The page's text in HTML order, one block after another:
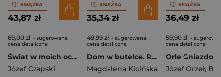
KSIĄŻKA
43,87 zł
69,00 zł - sugerowana
cena detaliczna
Świat w moich oczach
Józef Czapski
KSIĄŻKA
35,34 zł
49,99 zł - sugerowana
cena detaliczna
Dom w butelce. Rozmowy z Dorosłymi Dziećmi Alkoholików
Magdalena Kicińska
KSIĄŻKA
36,49 zł
59,90 zł -
cena detaliczna
Orle Gniazdo
Józef Orzeł,